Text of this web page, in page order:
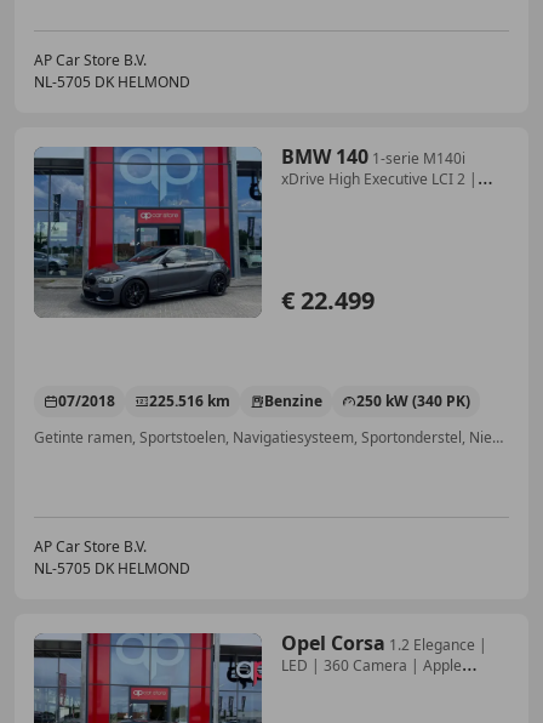
AP Car Store B.V.
NL-5705 DK HELMOND
BMW 140 1-serie M140i
xDrive High Executive LCI 2 |
€ 22.499
07/2018 225.516 km Benzine
250 kW (340 PK)
Getinte ramen, Sportstoelen, Navigatiesysteem, Sportonderstel, Nieuwe APK, Binnenspiegel automatisch dimmend, LED verlichting, Verkeersbordherkenning
AP Car Store B.V.
NL-5705 DK HELMOND
Opel Corsa 1.2 Elegance |
LED | 360 Camera | Apple